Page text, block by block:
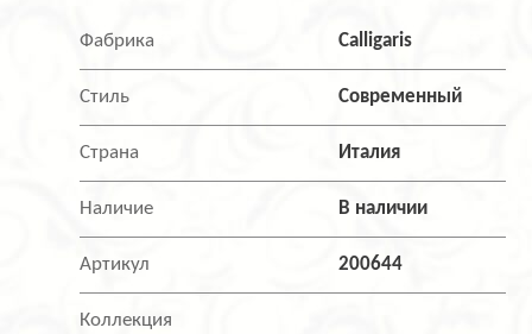
Фабрика Calligaris
Стиль Современный
Страна Италия
Наличие В наличии
Артикул 200644
Коллекция